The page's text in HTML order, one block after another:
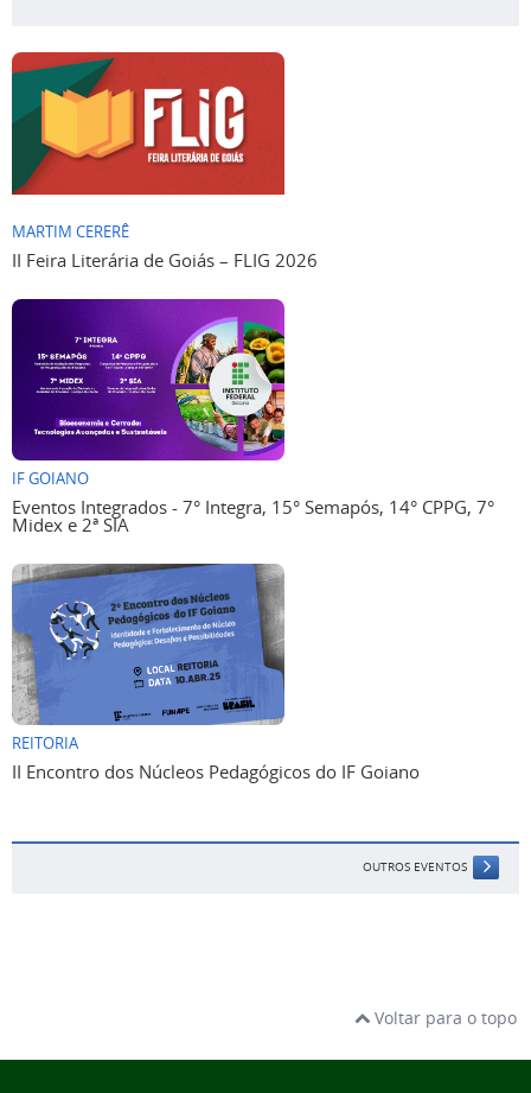
MARTIM CERERÊ
II Feira Literária de Goiás – FLIG 2026
IF GOIANO
Eventos Integrados - 7° Integra, 15° Semapós, 14° CPPG, 7°
Midex e 2ª SIA
REITORIA
II Encontro dos Núcleos Pedagógicos do IF Goiano
OUTROS EVENTOS
Voltar para o topo